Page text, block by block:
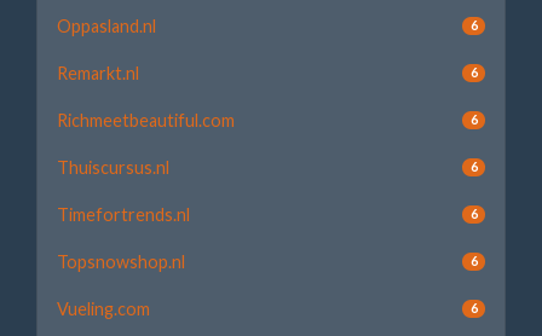
Oppasland.nl 6
Remarkt.nl 6
Richmeetbeautiful.com 6
Thuiscursus.nl 6
Timefortrends.nl 6
Topsnowshop.nl 6
Vueling.com 6